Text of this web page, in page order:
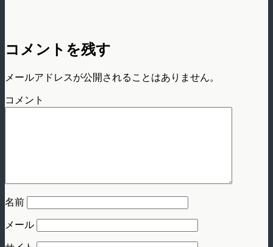
コメントを残す
メールアドレスが公開されることはありません。
コメント
名前
メール